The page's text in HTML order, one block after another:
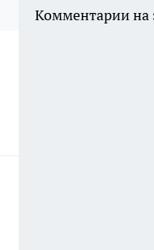
Комментарии на